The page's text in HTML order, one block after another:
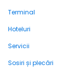
Terminal
Hoteluri
Servicii
Sosiri și plecări